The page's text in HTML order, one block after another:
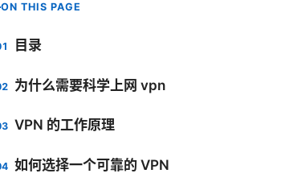
ON THIS PAGE
目录
为什么需要科学上网 vpn
VPN 的工作原理
如何选择一个可靠的 VPN